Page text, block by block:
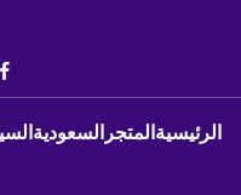
Main Navigation
الرئيسيةالمتجرالسعودية